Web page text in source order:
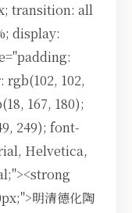
transition: all
display:
102,
167, 180);
249); font-
Helvetica,
明清德化陶